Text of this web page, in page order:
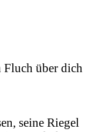
über dich
seine Riegel